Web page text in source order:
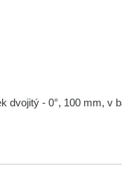
dvojitý - 0°, 100 mm, v